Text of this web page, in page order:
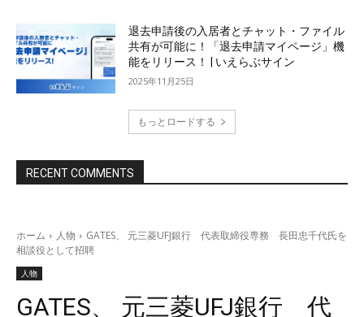
退去申請後の入居者とチャット・ファイル
共有が可能に！「退去申請マイページ」機
能をリリース！ | いえらぶサイン
2025年11月25日
もっとロードする
RECENT COMMENTS